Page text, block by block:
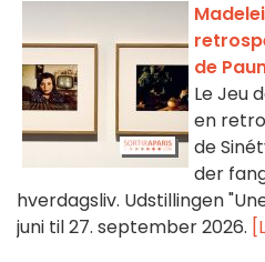
de
Le Jeu
en
de
der
hverdagsliv. Udstillingen
juni til 27. september 2026.